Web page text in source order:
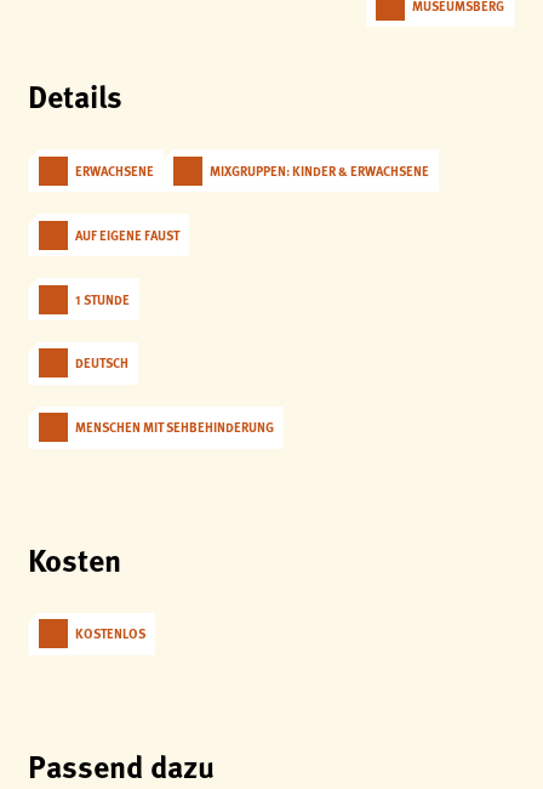
MUSEUMSBERG
Details
ERWACHSENE MIXGRUPPEN: KINDER & ERWACHSENE
AUF EIGENE FAUST
1 STUNDE
DEUTSCH
MENSCHEN MIT SEHBEHINDERUNG
Kosten
KOSTENLOS
Passend dazu